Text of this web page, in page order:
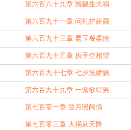
第六百八十九章 觊觎生大祸
第六百九十一章 问礼护娇颜
第六百九十三章 昆玉餐柔情
第六百九十五章 执手空相望
第六百九十七章 七夕洗娇娆
第六百九十九章 一索欲得男
第七百零一章 弦月照闱情
第七百零三章 大祸从天降